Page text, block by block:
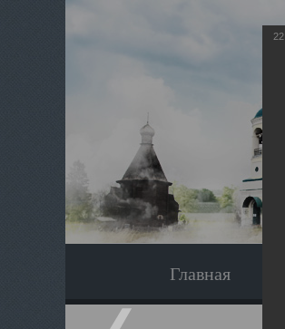
Главная
22